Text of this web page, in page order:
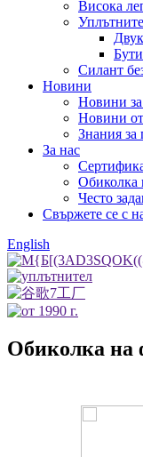
Висока
Силант
Новини
Новини
Новини
Знания за
За нас
Обиколка
Често
Свържете се с
English
Обиколка на